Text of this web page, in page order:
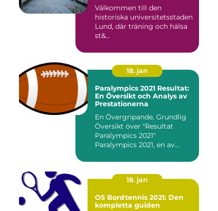
Välkommen till den
historiska universitetsstaden
Lund, där träning och hälsa
st&...
18. jan
Paralympics 2021 Resultat:
En Översikt och Analys av
Prestationerna
En Övergripande, Grundlig
Översikt över "Resultat
Paralympics 2021"
Paralympics 2021, en av
18. jan
OS Bordtennis 2021: Den
kompletta guiden